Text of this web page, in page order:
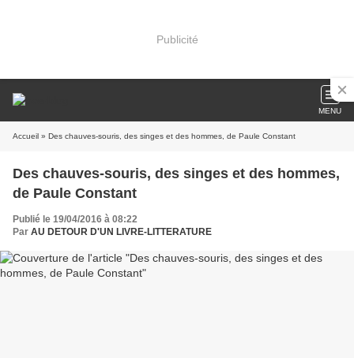
Publicité
MENU
Accueil » Des chauves-souris, des singes et des hommes, de Paule Constant
Des chauves-souris, des singes et des hommes,
de Paule Constant
Publié le 19/04/2016 à 08:22
Par AU DETOUR D'UN LIVRE-LITTERATURE